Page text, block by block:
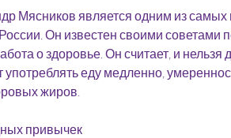
Мясников является одним из
Он известен своими советами
о здоровье. Он считает, и нельзя
еду медленно,
жиров.
привычек